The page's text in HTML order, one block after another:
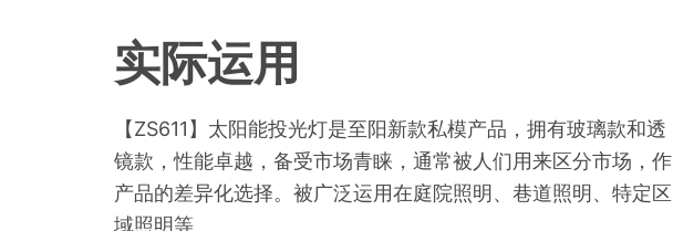
实际运用
【ZS611】太阳能投光灯是至阳新款私模产品，拥有玻璃款和透
镜款，性能卓越，备受市场青睐，通常被人们用来区分市场，作
产品的差异化选择。被广泛运用在庭院照明、巷道照明、特定区
域照明等